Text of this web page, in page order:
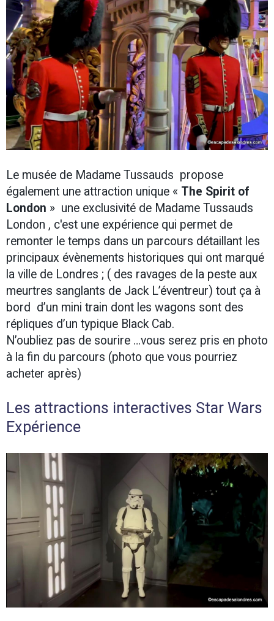
Le musée de Madame Tussauds propose
également une attraction unique « The Spirit of
London » une exclusivité de Madame Tussauds
London , c'est une expérience qui permet de
remonter le temps dans un parcours détaillant les
principaux évènements historiques qui ont marqué
la ville de Londres ; ( des ravages de la peste aux
meurtres sanglants de Jack L’éventreur) tout ça à
bord d’un mini train dont les wagons sont des
répliques d’un typique Black Cab.
N’oubliez pas de sourire …vous serez pris en photo
à la fin du parcours (photo que vous pourriez
acheter après)
Les attractions interactives Star Wars
Expérience